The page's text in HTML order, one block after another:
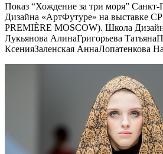
Показ “Хождение за три моря”
Дизайна «АртФутуре» на выставке
PREMIÈRE MOSCOW). Школа
Лукьянова АлинаГригорьева
КсенияЗаленская АннаЛопатенкова